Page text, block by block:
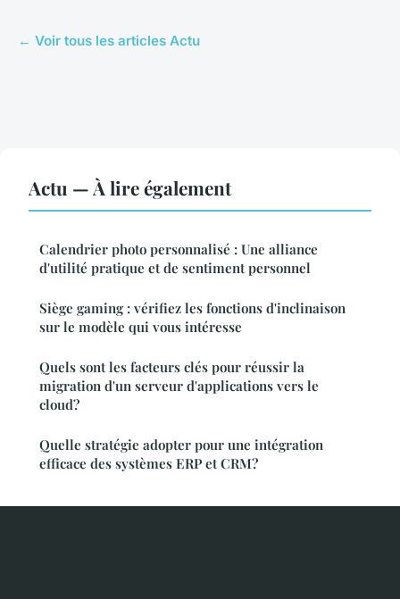
← Voir tous les articles Actu
Actu — À lire également
Calendrier photo personnalisé : Une alliance
d'utilité pratique et de sentiment personnel
Siège gaming : vérifiez les fonctions d'inclinaison
sur le modèle qui vous intéresse
Quels sont les facteurs clés pour réussir la
migration d'un serveur d'applications vers le
cloud?
Quelle stratégie adopter pour une intégration
efficace des systèmes ERP et CRM?